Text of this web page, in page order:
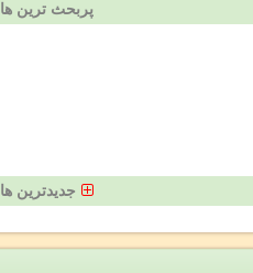
پربحث ترین ها
جدیدترین ها